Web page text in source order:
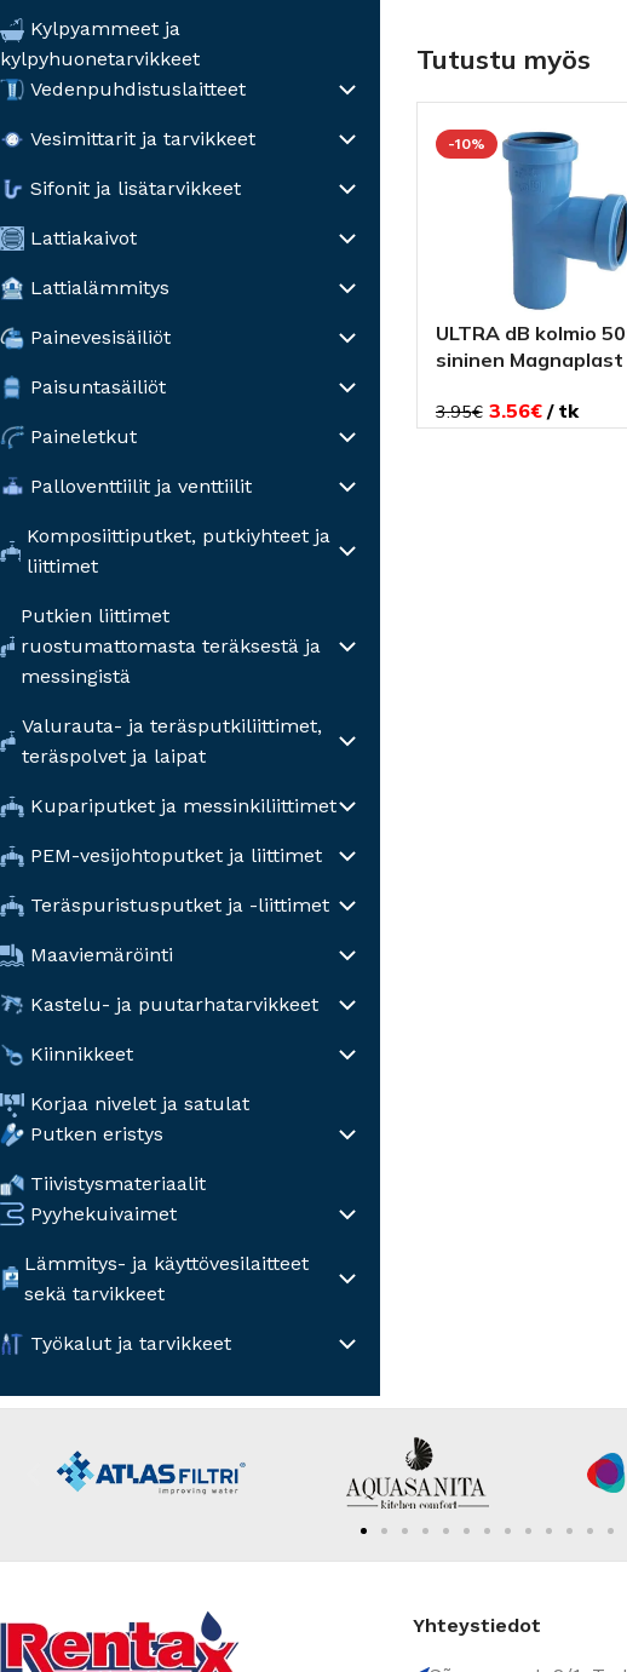
Kylpyammeet ja
kylpyhuonetarvikkeet
Vedenpuhdistuslaitteet
Vesimittarit ja tarvikkeet
Sifonit ja lisätarvikkeet
Lattiakaivot
Lattialämmitys
Painevesisäiliöt
Paisuntasäiliöt
Paineletkut
Palloventtiilit ja venttiilit
Komposiittiputket, putkiyhteet ja
liittimet
Putkien liittimet
ruostumattomasta teräksestä ja
messingistä
Valurauta- ja teräsputkiliittimet,
teräspolvet ja laipat
Kupariputket ja messinkiliittimet
PEM-vesijohtoputket ja liittimet
Teräspuristusputket ja -liittimet
Maaviemäröinti
Kastelu- ja puutarhatarvikkeet
Kiinnikkeet
Korjaa nivelet ja satulat
Putken eristys
Tiivistysmateriaalit
Pyyhekuivaimet
Lämmitys- ja käyttövesilaitteet
sekä tarvikkeet
Työkalut ja tarvikkeet
Tutustu myös
-10%
ULTRA dB kolmio
sininen Magnaplast
3.95€ 3.56€ tk
Yhteystiedot